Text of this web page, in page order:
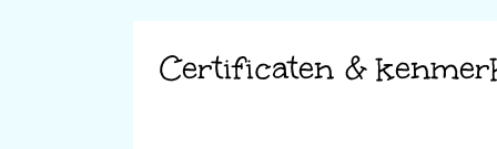
Certificaten &